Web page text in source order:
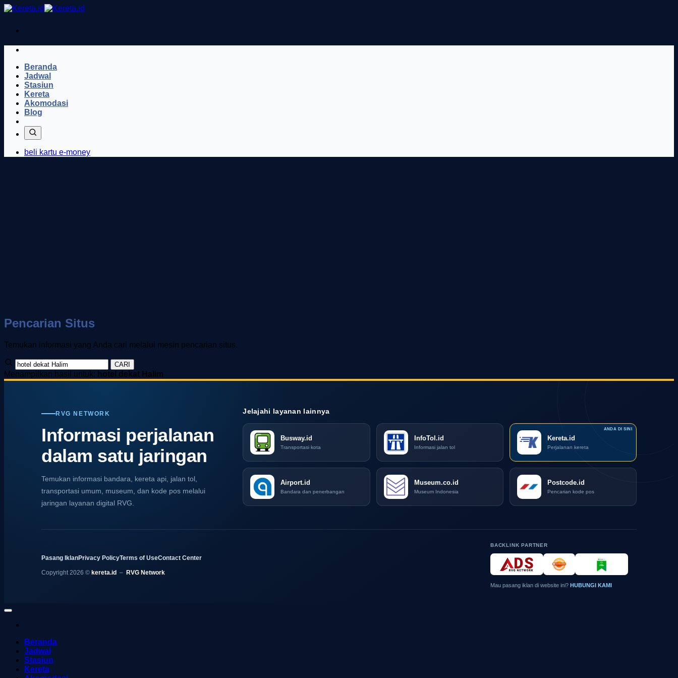
Skip
Beranda
Jadwal
Stasiun
Kereta
Akomodasi
Blog
beli kartu e-money
Pencarian Situs
Temukan informasi yang Anda cari melalui mesin pencarian situs.
CARI
Menampilkan hasil untuk: hotel dekat Halim
RVG NETWORK
Informasi perjalanan
dalam satu jaringan
Temukan informasi bandara, kereta api, jalan tol,
transportasi umum, museum, dan kode pos melalui
jaringan layanan digital RVG.
Jelajahi layanan lainnya
Busway.id
Transportasi kota
InfoTol.id
Informasi jalan tol
Kereta.id
Perjalanan kereta
Airport.id
Bandara dan penerbangan
Museum.co.id
Museum Indonesia
Postcode.id
Pencarian kode pos
Pasang IklanPrivacy PolicyTerms of UseContact Center
Copyright 2026 © kereta.id – RVG Network
BACKLINK PARTNER
Mau pasang iklan di website ini? HUBUNGI KAMI
Beranda
Jadwal
Stasiun
Kereta